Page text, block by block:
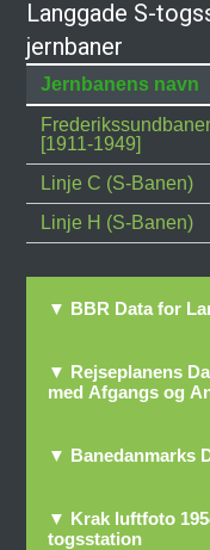
Langgade S-
jernbaner
Jernbanens navn
[1911-1949]
Linje C (S-Banen)
Linje H (S-Banen)
▼ BBR Data for
▼ Rejseplanens
med Afgangs og
▼ Banedanmarks
▼ Krak luftfoto
togsstation